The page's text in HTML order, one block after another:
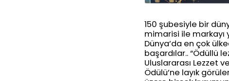
150 şubesiyle bir
mimarisi ile markayı
Dünya’da en çok
başardılar.. “Ödüllü
Uluslararası Lezzet
Ödülü’ne layık